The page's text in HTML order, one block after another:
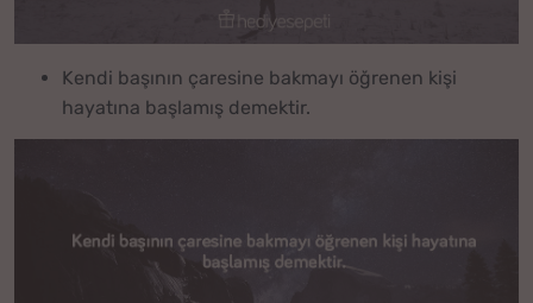
Kendi başının çaresine bakmayı öğrenen kişi
hayatına başlamış demektir.